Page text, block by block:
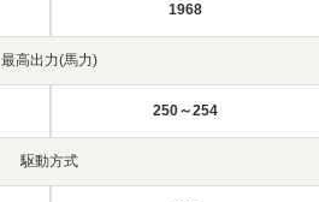
1968
最高出力(馬力)
250～254
駆動方式